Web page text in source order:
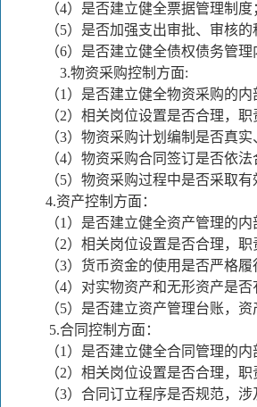
（4）是否建立健全票据管理制度
（5）是否加强支出审批、审核
（6）是否建立健全债权债务管
3.物资采购控制方面:
（1）是否建立健全物资采购的内
（2）相关岗位设置是否合理，
（3）物资采购计划编制是否真
（4）物资采购合同签订是否依
（5）物资采购过程中是否采取
4.资产控制方面：
（1）是否建立健全资产管理的内
（2）相关岗位设置是否合理，
（3）货币资金的使用是否严格
（4）对实物资产和无形资产是
（5）是否建立资产管理台账，
5.合同控制方面：
（1）是否建立健全合同管理的内
（2）相关岗位设置是否合理，
（3）合同订立程序是否规范，